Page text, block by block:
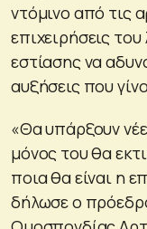
ντόμινο από τις
επιχειρήσεις
εστίασης να
αυξήσεις που
«Θα υπάρξουν
μόνος του θα
ποια θα είναι η
δήλωσε ο